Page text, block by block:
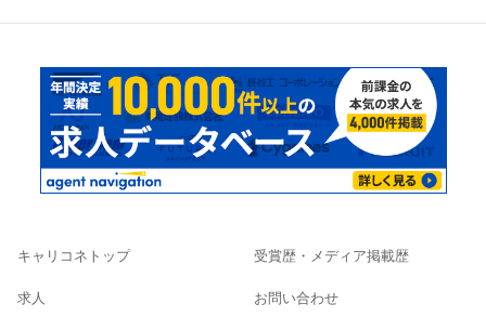
キャリコネトップ
求人
受賞歴・メディア掲載歴
お問い合わせ